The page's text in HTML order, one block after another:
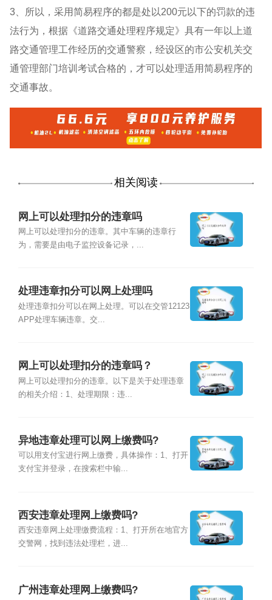
3、所以，采用简易程序的都是处以200元以下的罚款的违
法行为，根据《道路交通处理程序规定》具有一年以上道
路交通管理工作经历的交通警察，经设区的市公安机关交
通管理部门培训考试合格的，才可以处理适用简易程序的
交通事故。
相关阅读
网上可以处理扣分的违章吗
网上可以处理扣分的违章。其中车辆的违章行
为，需要是由电子监控设备记录，...
处理违章扣分可以网上处理吗
处理违章扣分可以在网上处理。可以在交管12123
APP处理车辆违章。交...
网上可以处理扣分的违章吗？
网上可以处理扣分的违章。以下是关于处理违章
的相关介绍：1、处理期限：违...
异地违章处理可以网上缴费吗?
可以用支付宝进行网上缴费，具体操作：1、打开
支付宝并登录，在搜索栏中输...
西安违章处理网上缴费吗?
西安违章网上处理缴费流程：1、打开所在地官方
交警网，找到违法处理栏，进...
广州违章处理网上缴费吗?